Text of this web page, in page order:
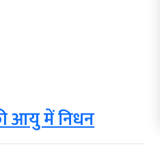
आयु में निधन